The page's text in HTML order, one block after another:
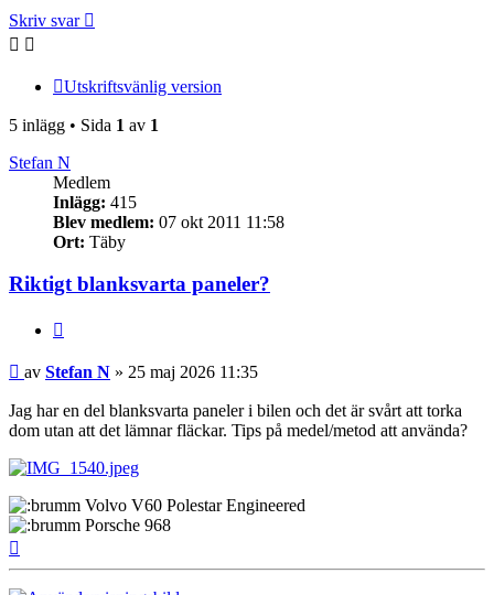
Skriv svar
Utskriftsvänlig version
5 inlägg • Sida 1 av 1
Stefan N
Medlem
Inlägg: 415
Blev medlem: 07 okt 2011 11:58
Ort: Täby
Riktigt blanksvarta paneler?
Inlägg
av Stefan N » 25 maj 2026 11:35
Jag har en del blanksvarta paneler i bilen och det är svårt att torka
dom utan att det lämnar fläckar. Tips på medel/metod att använda?
Volvo V60 Polestar Engineered
Porsche 968